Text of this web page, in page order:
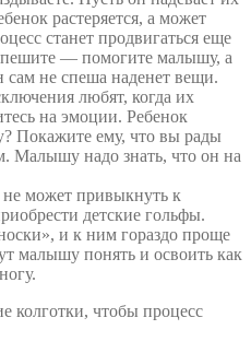
растеряется, а может
станет продвигаться еще
— помогите малышу, а
сам не спеша наденет вещи.
любят, когда их
на эмоции. Ребенок
Покажите ему, что вы рады
Малышу надо знать, что он на
может привыкнуть к
детские гольфы.
и к ним гораздо проще
малышу понять и освоить как
колготки, чтобы процесс